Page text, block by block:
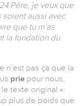
Père, je veux que
soient aussi avec
que tu m’as
la fondation du
n’est pas ça que la
prie pour nous,
texte original «
plus de poids que